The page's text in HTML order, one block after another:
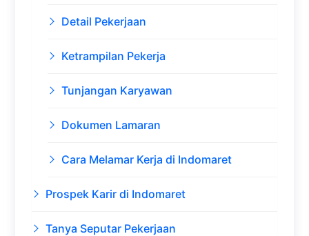
Detail Pekerjaan
Ketrampilan Pekerja
Tunjangan Karyawan
Dokumen Lamaran
Cara Melamar Kerja di Indomaret
Prospek Karir di Indomaret
Tanya Seputar Pekerjaan